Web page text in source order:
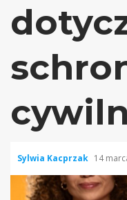
Sylwia Kacprzak 14